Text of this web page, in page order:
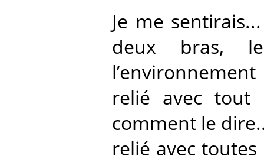
Je me
deux bras,
relié avec tout
comment le
relié avec